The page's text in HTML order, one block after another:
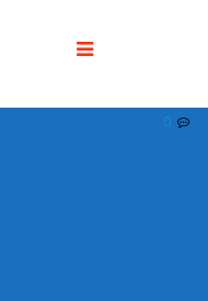
ينظم
العظام
0